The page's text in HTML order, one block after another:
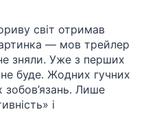
світ отримав
— мов трейлер
зняли. Уже з перших
не буде. Жодних гучних
Лише
і